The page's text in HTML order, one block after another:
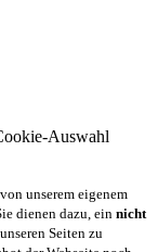
Auswahl
unserem eigenem
dienen dazu, ein nicht
Seiten zu